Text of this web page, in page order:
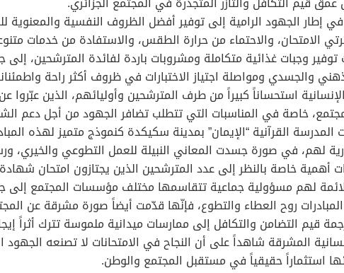
إطار الجهود الرامية إلى توفير أفضل الظروف النفسية
الامتحان، والاحتماء من حرارة الطقس، والاستفادة من خدمات
وجبات غذائية متكاملة ومشروبات باردة لفائدة المترشحين،
والجسدي ومواصلة اجتياز الاختبارات في ظروف أكثر راحة
استحساناً كبيراً من طرف المترشحين وأوليائهم، الذين
خاصة في المناسبات التي تتطلب تضافر الجهود من أجل دعم
القرآنية “الإيمان” بمدينة سكيكدة كنموذج متميز لهذه
لهم، في صورة جسدت المعاني النبيلة للعمل التطوعي والخيري،
لهم مسؤولية جماعية تتقاسمها مختلف مؤسسات المجتمع إلى
روح العطاء والتطوع، فإنّها قدّمت أيضاً صورة مشرقة عن
قيم التضامن والتكافل إلى ممارسات ميدانية ملموسة تترك أثراً
المشرقة شاهداً على أن النجاح في الامتحانات لا تصنعه
استثماراً حقيقياً في مستقبل المجتمع والوطن.